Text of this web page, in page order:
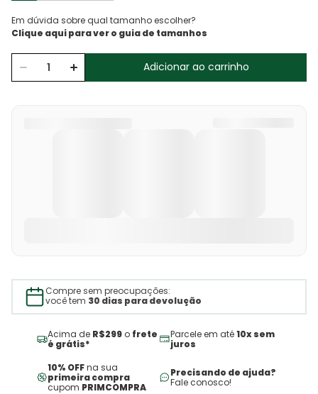
Em dúvida sobre qual tamanho escolher?
Adicionar ao carrinho
Compre sem preocupações:
você tem 30 dias para devolução
Acima de R$299 o frete
é grátis*
Parcele em até10x sem
juros
10% OFFna sua
primeira compra
cupom PRIMCOMPRA
Precisando de ajuda?
Fale conosco!